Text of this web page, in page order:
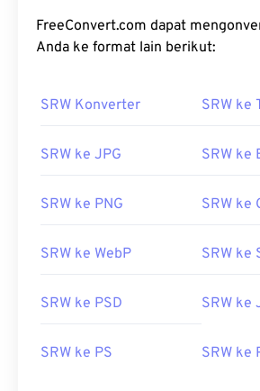
FreeConvert.com dapat mengonversi
Anda ke format lain berikut:
SRW Konverter SRW ke
SRW ke JPG SRW ke
SRW ke PNG SRW ke
SRW ke WebP SRW ke
SRW ke PSD SRW ke
SRW ke PS SRW ke